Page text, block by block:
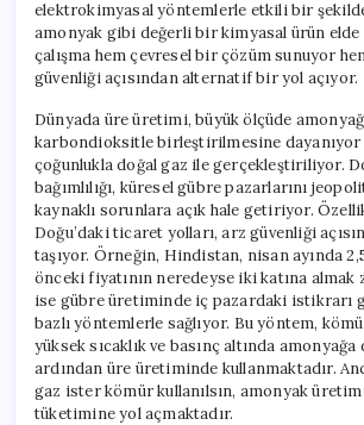
elektrokimyasal yöntemlerle etkili bir
amonyak gibi değerli bir kimyasal ürün elde
çalışma hem çevresel bir çözüm sunuyor
güvenliği açısından alternatif bir yol açıyor.
Dünyada üre üretimi, büyük ölçüde
karbondioksitle birleştirilmesine dayanıyor
çoğunlukla doğal gaz ile gerçekleştiriliyor.
bağımlılığı, küresel gübre pazarlarını
kaynaklı sorunlara açık hale getiriyor.
Doğu’daki ticaret yolları, arz güvenliği
taşıyor. Örneğin, Hindistan, nisan ayında
önceki fiyatının neredeyse iki katına almak
ise gübre üretiminde iç pazardaki istikrarı
bazlı yöntemlerle sağlıyor. Bu yöntem,
yüksek sıcaklık ve basınç altında
ardından üre üretiminde kullanmaktadır.
gaz ister kömür kullanılsın, amonyak
tüketimine yol açmaktadır.